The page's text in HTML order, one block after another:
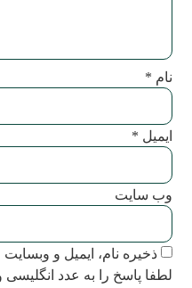
نام *
ایمیل *
وب‌ سایت
ذخیره نام، ایمیل و
لطفا پاسخ را به عدد انگلیسی